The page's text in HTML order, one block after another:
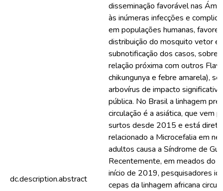
dc.description.abstract
disseminação favorável nas
às inúmeras infecções e
em populações humanas,
distribuição do mosquito vetor e
subnotificação dos casos,
relação próxima com outros
chikungunya e febre amarela),
arbovírus de impacto
pública. No Brasil a linhagem
circulação é a asiática, que vem
surtos desde 2015 e está
relacionado a Microcefalia em
adultos causa a Síndrome de
Recentemente, em meados do
início de 2019, pesquisadores
cepas da linhagem africana